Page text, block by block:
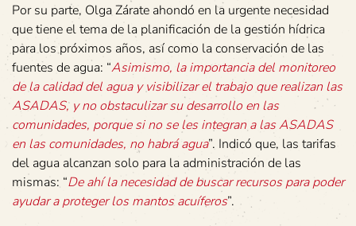
Por su parte, Olga Zárate ahondó en la urgente necesidad
que tiene el tema de la planificación de la gestión hídrica
para los próximos años, así como la conservación de las
fuentes de agua: “Asimismo, la importancia del monitoreo
de la calidad del agua y visibilizar el trabajo que realizan las
ASADAS, y no obstaculizar su desarrollo en las
comunidades, porque si no se les integran a las ASADAS
en las comunidades, no habrá agua”. Indicó que, las tarifas
del agua alcanzan solo para la administración de las
mismas: “De ahí la necesidad de buscar recursos para poder
ayudar a proteger los mantos acuíferos”.